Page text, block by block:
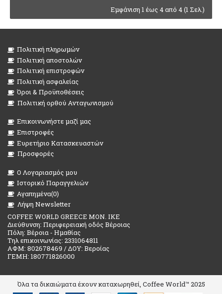
Εμφάνιση 1 έως 4 από 4 (1 Σελ.)
Πολιτική πληρωμών
Πολιτική αποστολών
Πολιτική επιστροφών
Πολιτική ασφαλείας
Όροι & Προϋποθέσεις
Πολιτική ορθού Ανταγωνισμού
Επικοινωνήστε μαζί μας
Επιστροφές
Ευρετήριο Κατασκευαστών
Προσφορές
O Λογαριασμός μου
Ιστορικό Παραγγελιών
Αγαπημένα(0)
Λήψη Newsletter
COFFEE WORLD GREECE MON. IKE
Διεύθυνση: Περιφερειακή οδός Βέροιας
Πόλη: Βέροια - Ημαθίας
Τηλ επικοινωνίας: 2331064811
ΑΦΜ: 802678469 / ΔΟΥ: Βεροίας
ΓΕΜΗ: 180771826000
Όλα τα δικαιώματα έχουν καταχωρηθεί, Coffee World™ 2025